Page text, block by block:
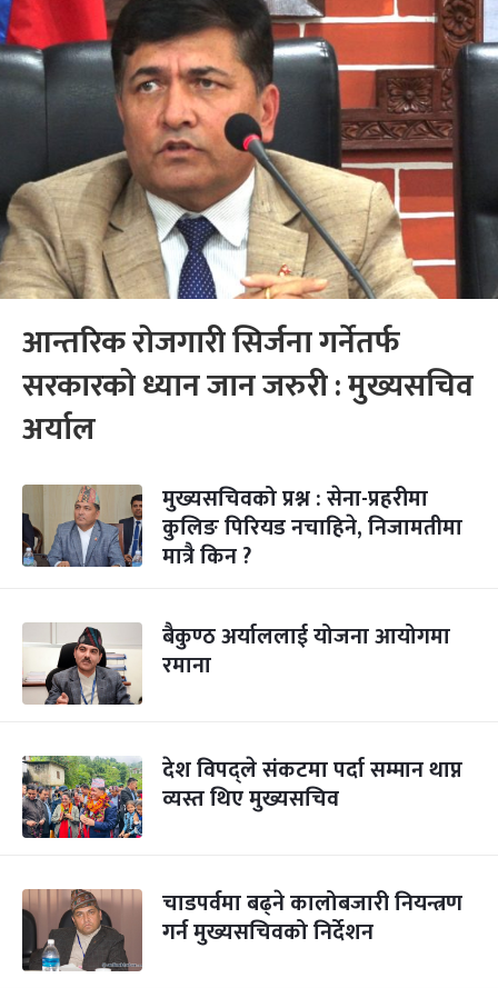
आन्तरिक रोजगारी सिर्जना गर्नेतर्फ
सरकारको ध्यान जान जरुरी : मुख्यसचिव
अर्याल
मुख्यसचिवको प्रश्न : सेना-प्रहरीमा
कुलिङ पिरियड नचाहिने, निजामतीमा
मात्रै किन ?
बैकुण्ठ अर्याललाई योजना आयोगमा
रमाना
देश विपद्ले संकटमा पर्दा सम्मान थाप्न
व्यस्त थिए मुख्यसचिव
चाडपर्वमा बढ्ने कालोबजारी नियन्त्रण
गर्न मुख्यसचिवको निर्देशन